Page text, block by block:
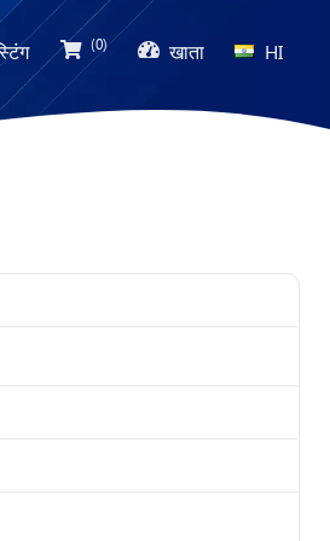
(0) खाता HI